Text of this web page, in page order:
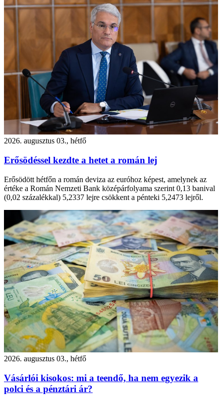
2026. augusztus 03., hétfő
Erősödéssel kezdte a hetet a román lej
Erősödött hétfőn a román deviza az euróhoz képest, amelynek az
értéke a Román Nemzeti Bank középárfolyama szerint 0,13 banival
(0,02 százalékkal) 5,2337 lejre csökkent a pénteki 5,2473 lejről.
2026. augusztus 03., hétfő
Vásárlói kisokos: mi a teendő, ha nem egyezik a
polci és a pénztári ár?